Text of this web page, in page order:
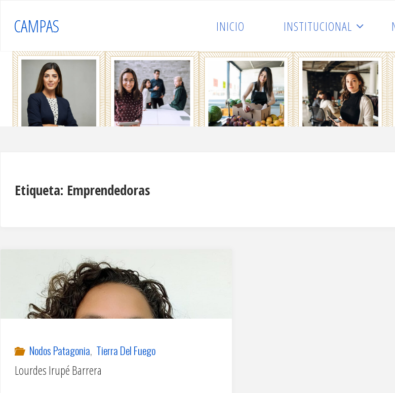
CAMPAS INICIO INSTITUCIONAL
Etiqueta: Emprendedoras
Nodos Patagonia, Tierra Del Fuego
Lourdes Irupé Barrera